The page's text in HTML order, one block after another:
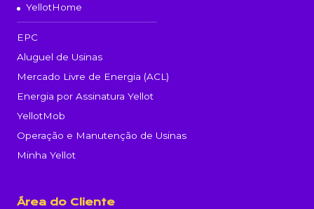
YellotHome
EPC
Aluguel de Usinas
Mercado Livre de Energia (ACL)
Energia por Assinatura Yellot
YellotMob
Operação e Manutenção de Usinas
Minha Yellot
Área do Cliente